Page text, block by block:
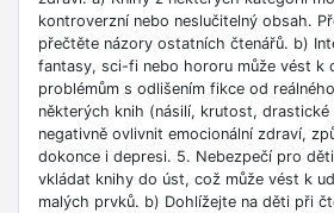
kontroverzní nebo neslučitelný obsah.
přečtěte názory ostatních čtenářů. b)
fantasy, sci-fi nebo hororu může vést k
problémům s odlišením fikce od
některých knih (násilí, krutost, drastické
negativně ovlivnit emocionální zdraví,
dokonce i depresi. 5. Nebezpečí pro
vkládat knihy do úst, což může vést k
malých prvků. b) Dohlížejte na děti při